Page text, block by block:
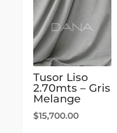
Tusor Liso
2.70mts – Gris
Melange
$15,700.00